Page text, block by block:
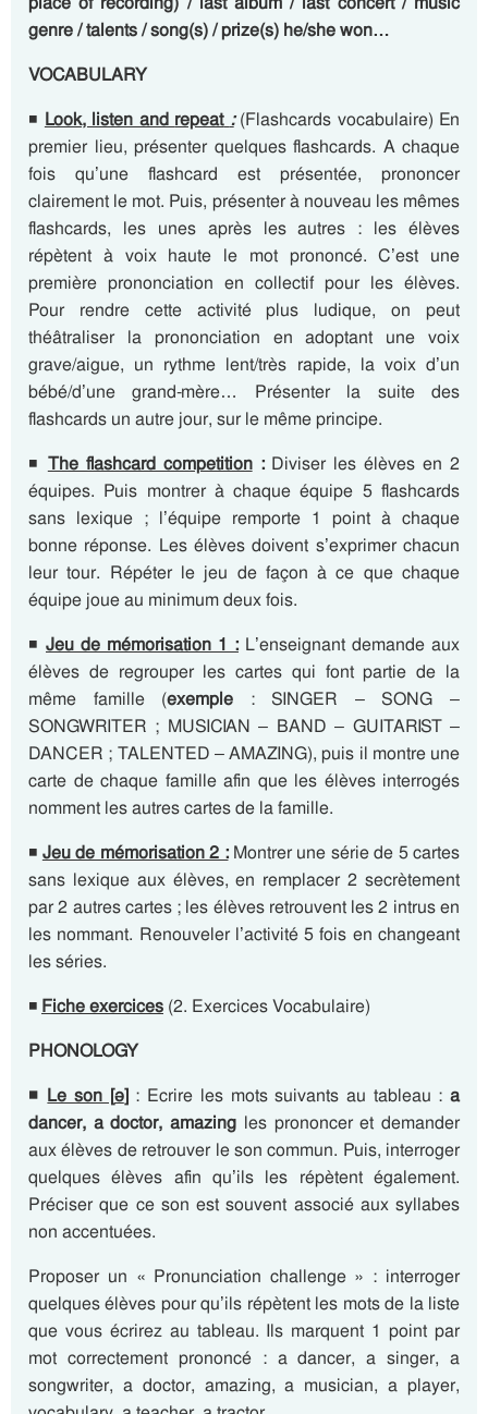
genre / talents / song(s) / prize(s) he/she won…
VOCABULARY
◾ Look, listen and repeat :(Flashcards vocabulaire) En
premier lieu, présenter quelques flashcards. A chaque
fois qu’une flashcard est présentée, prononcer
clairement le mot. Puis, présenter à nouveau les mêmes
flashcards, les unes après les autres : les élèves
répètent à voix haute le mot prononcé. C’est une
première prononciation en collectif pour les élèves.
Pour rendre cette activité plus ludique, on peut
théâtraliser la prononciation en adoptant une voix
grave/aigue, un rythme lent/très rapide, la voix d’un
bébé/d’une grand-mère… Présenter la suite des
flashcards un autre jour, sur le même principe.
◾ The flashcard competition :Diviser les élèves en 2
équipes. Puis montrer à chaque équipe 5 flashcards
sans lexique ; l’équipe remporte 1 point à chaque
bonne réponse. Les élèves doivent s’exprimer chacun
leur tour. Répéter le jeu de façon à ce que chaque
équipe joue au minimum deux fois.
◾ Jeu de mémorisation 1 : L’enseignant demande aux
élèves de regrouper les cartes qui font partie de la
même famille (exemple : SINGER – SONG –
SONGWRITER ; MUSICIAN – BAND – GUITARIST –
DANCER ; TALENTED – AMAZING), puis il montre une
carte de chaque famille afin que les élèves interrogés
nomment les autres cartes de la famille.
◾ Jeu de mémorisation 2 :Montrer une série de 5 cartes
sans lexique aux élèves, en remplacer 2 secrètement
par 2 autres cartes ; les élèves retrouvent les 2 intrus en
les nommant. Renouveler l’activité 5 fois en changeant
les séries.
◾ Fiche exercices (2. Exercices Vocabulaire)
PHONOLOGY
◾ Le son [ə]: Ecrire les mots suivants au tableau :a
dancer, a doctor,amazing les prononcer et demander
aux élèves de retrouver le son commun. Puis, interroger
quelques élèves afin qu’ils les répètent également.
Préciser que ce son est souvent associé aux syllabes
non accentuées.
Proposer un « Pronunciation challenge » : interroger
quelques élèves pour qu’ils répètent les mots de la liste
que vous écrirez au tableau. Ils marquent 1 point par
mot correctement prononcé : a dancer, a singer, a
songwriter, a doctor, amazing, a musician, a player,